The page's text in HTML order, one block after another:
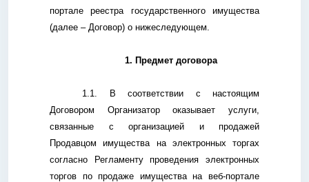
портале реестра государственного имущества
(далее – Договор) о нижеследующем.
1. Предмет договора
1.1. В соответствии с настоящим
Договором Организатор оказывает услуги,
связанные с организацией и продажей
Продавцом имущества на электронных торгах
согласно Регламенту проведения электронных
торгов по продаже имущества на веб-портале